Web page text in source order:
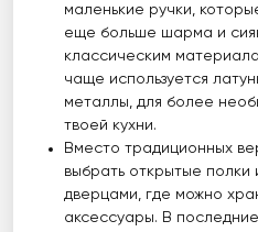
маленькие ручки,
еще больше шарма и
классическим
чаще используется
металлы, для более
твоей кухни.
Вместо традиционных
выбрать открытые
дверцами, где можно
аксессуары. В